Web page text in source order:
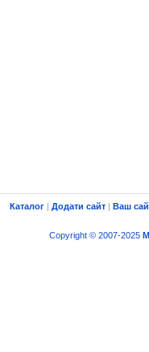
Каталог | Додати сайт | Ваш
Copyright © 2007-2025